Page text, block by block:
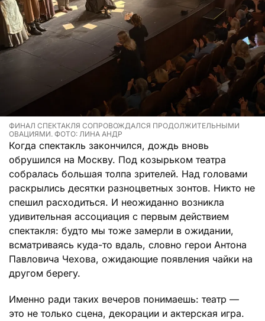
ФИНАЛ СПЕКТАКЛЯ СОПРОВОЖДАЛСЯ ПРОДОЛЖИТЕЛЬНЫМИ
ОВАЦИЯМИ. ФОТО: ЛИНА АНДР
Когда спектакль закончился, дождь вновь
обрушился на Москву. Под козырьком театра
собралась большая толпа зрителей. Над головами
раскрылись десятки разноцветных зонтов. Никто не
спешил расходиться. И неожиданно возникла
удивительная ассоциация с первым действием
спектакля: будто мы тоже замерли в ожидании,
всматриваясь куда-то вдаль, словно герои Антона
Павловича Чехова, ожидающие появления чайки на
другом берегу.
Именно ради таких вечеров понимаешь: театр —
это не только сцена, декорации и актерская игра.